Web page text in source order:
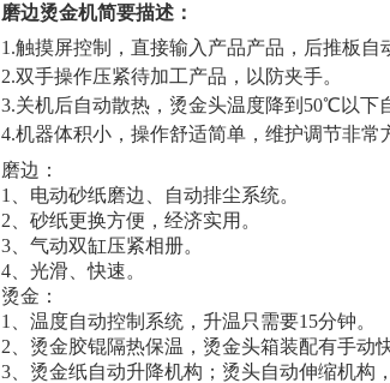
磨边烫金机简要描述：
1.触摸屏控制，直接输入产品产品，后推板自
2.双手操作压紧待加工产品，以防夹手。
3.关机后自动散热，烫金头温度降到50℃以下
4.机器体积小，操作舒适简单，维护调节非常
磨边：
1、电动砂纸磨边、自动排尘系统。
2、 砂纸更换方便，经济实用。
3、 气动双缸压紧相册。
4、 光滑、快速。
烫金：
1、温度自动控制系统，升温只需要15分钟。
2、烫金胶锟隔热保温，烫金头箱装配有手动
3、烫金纸自动升降机构； 烫头自动伸缩机构，